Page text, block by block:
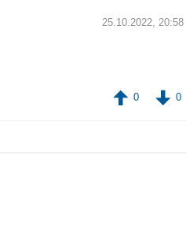
25.10.2022, 20:58
0 0